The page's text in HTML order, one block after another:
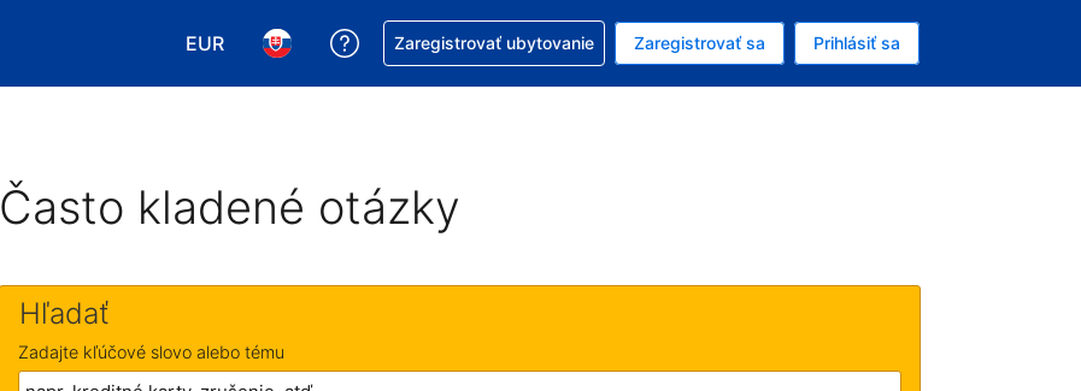
EUR
Vybrať menu. Momentálne máte zvolenú menu EUR
Vybrať jazyk. Momentálne máte zvolený jazyk V slovenčine
Získajte pomoc s rezerváciou
Zaregistrovať ubytovanie Zaregistrovať sa Prihlásiť sa
Často kladené otázky
Hľadať
Zadajte kľúčové slovo alebo tému